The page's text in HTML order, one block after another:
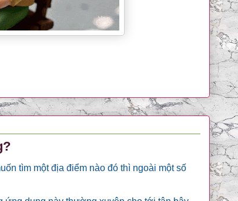
tìm một địa điểm nào đó thì ngoài một số